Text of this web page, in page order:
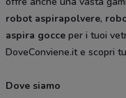
robot aspirapolvere,
aspira gocce per i tuoi
DoveConviene.it e scopri
Dove siamo